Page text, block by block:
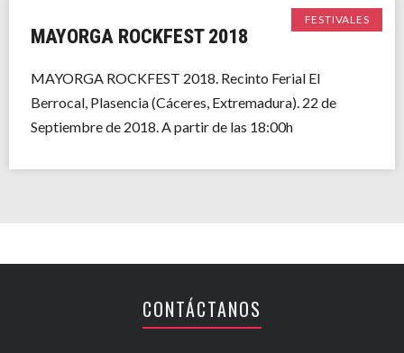
FESTIVALES
MAYORGA ROCKFEST 2018
MAYORGA ROCKFEST 2018. Recinto Ferial El
Berrocal, Plasencia (Cáceres, Extremadura). 22 de
Septiembre de 2018. A partir de las 18:00h
CONTÁCTANOS